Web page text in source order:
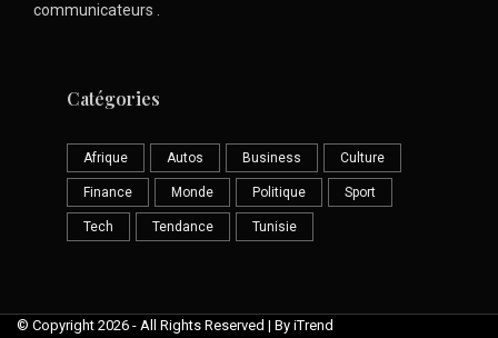
communicateurs .
Catégories
Afrique Autos Business Culture
Finance Monde Politique Sport
Tech Tendance Tunisie
© Copyright 2026 - All Rights Reserved | By iTrend